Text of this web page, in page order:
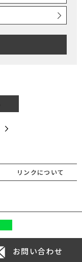
リンクについて
お問い合わせ